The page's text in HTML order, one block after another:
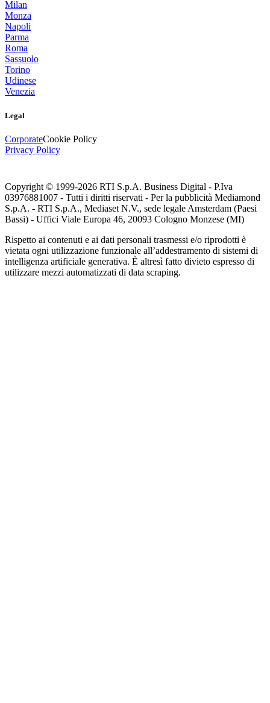
Milan
Monza
Napoli
Parma
Roma
Sassuolo
Torino
Udinese
Venezia
Legal
CorporateCookie Policy
Privacy Policy
Copyright © 1999-2026 RTI S.p.A. Business Digital - P.Iva
03976881007 - Tutti i diritti riservati - Per la pubblicità Mediamond
S.p.A. - RTI S.p.A., Mediaset N.V., sede legale Amsterdam (Paesi
Bassi) - Uffici Viale Europa 46, 20093 Cologno Monzese (MI)
Rispetto ai contenuti e ai dati personali trasmessi e/o riprodotti è
vietata ogni utilizzazione funzionale all’addestramento di sistemi di
intelligenza artificiale generativa. È altresì fatto divieto espresso di
utilizzare mezzi automatizzati di data scraping.